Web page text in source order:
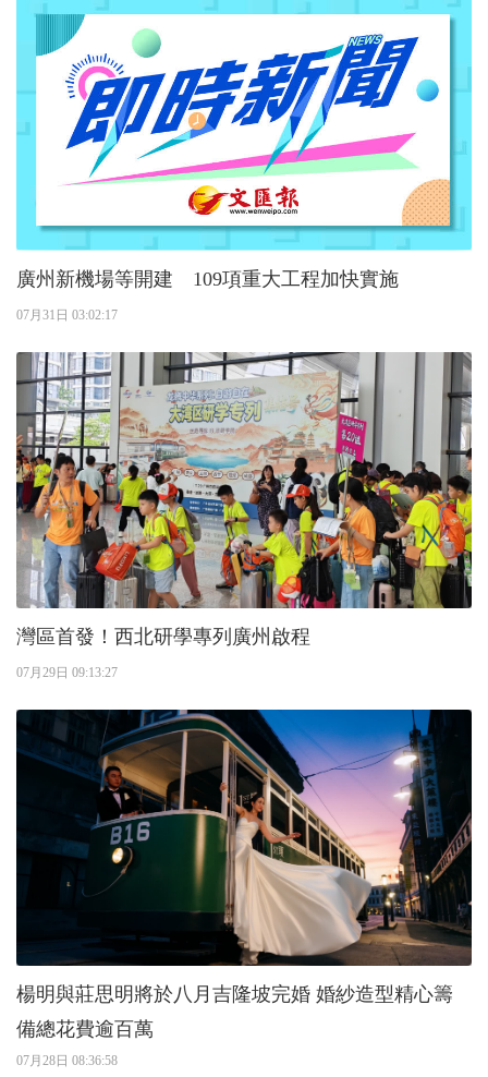
廣州新機場等開建 109項重大工程加快實施
07月31日 03:02:17
灣區首發！西北研學專列廣州啟程
07月29日 09:13:27
楊明與莊思明將於八月吉隆坡完婚 婚紗造型精心籌
備總花費逾百萬
07月28日 08:36:58